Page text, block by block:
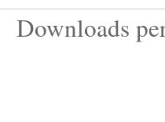
Downloads